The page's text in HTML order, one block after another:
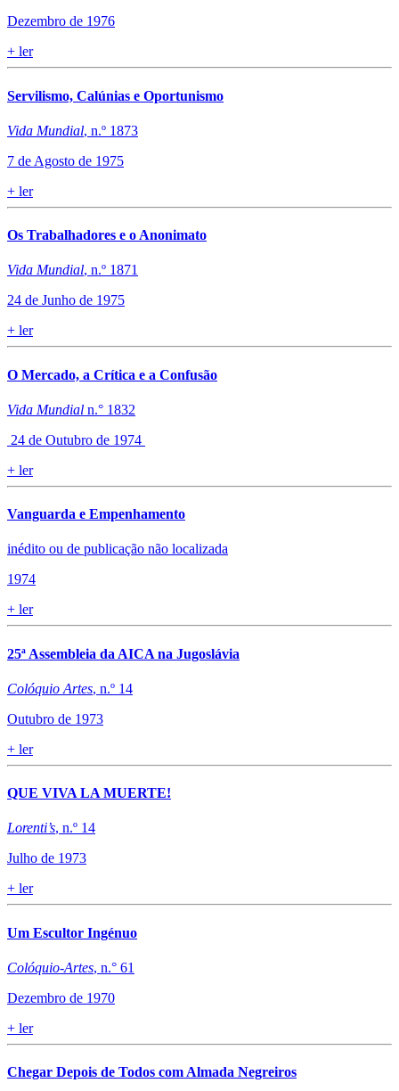
Dezembro de 1976
+ ler
Servilismo, Calúnias e Oportunismo
Vida Mundial, n.º 1873
7 de Agosto de 1975
+ ler
Os Trabalhadores e o Anonimato
Vida Mundial, n.º 1871
24 de Junho de 1975
+ ler
O Mercado, a Crítica e a Confusão
Vida Mundial n.° 1832
24 de Outubro de 1974
+ ler
Vanguarda e Empenhamento
inédito ou de publicação não localizada​
1974
+ ler
25ª Assembleia da AICA na Jugoslávia
Colóquio Artes, n.º 14
Outubro de 1973
+ ler
QUE VIVA LA MUERTE!
Lorenti’s, n.º 14
Julho de 1973
+ ler
Um Escultor Ingénuo
Colóquio-Artes, n.° 61
Dezembro de 1970
+ ler
Chegar Depois de Todos com Almada Negreiros